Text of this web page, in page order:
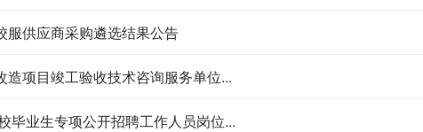
服供应商采购遴选结果公告
项目竣工验收技术咨询服务单位...
毕业生专项公开招聘工作人员岗位...